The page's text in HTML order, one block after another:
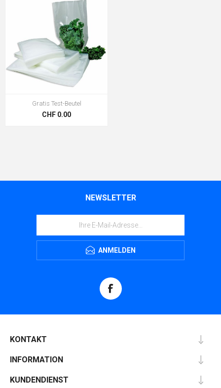
Gratis Test-Beutel
CHF 0.00
NEWSLETTER
ANMELDEN
KONTAKT
INFORMATION
KUNDENDIENST